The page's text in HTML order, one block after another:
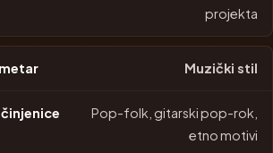
projekta
Muzički stil
Pop-folk, gitarski pop-rok,
etno motivi